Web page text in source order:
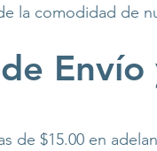
la comodidad de
Envío
de $15.00 en